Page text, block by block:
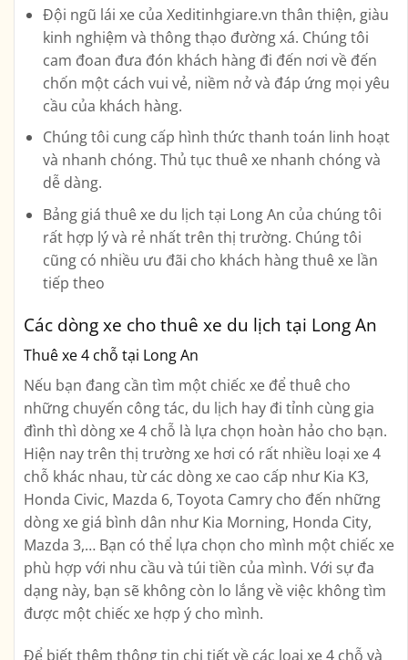
Đội ngũ lái xe của Xeditinhgiare.vn thân thiện, giàu
kinh nghiệm và thông thạo đường xá. Chúng tôi
cam đoan đưa đón khách hàng đi đến nơi về đến
chốn một cách vui vẻ, niềm nở và đáp ứng mọi yêu
cầu của khách hàng.
Chúng tôi cung cấp hình thức thanh toán linh hoạt
và nhanh chóng. Thủ tục thuê xe nhanh chóng và
dễ dàng.
Bảng giá thuê xe du lịch tại Long An của chúng tôi
rất hợp lý và rẻ nhất trên thị trường. Chúng tôi
cũng có nhiều ưu đãi cho khách hàng thuê xe lần
tiếp theo
Các dòng xe cho thuê xe du lịch tại Long An
Thuê xe 4 chỗ tại Long An
Nếu bạn đang cần tìm một chiếc xe để thuê cho
những chuyến công tác, du lịch hay đi tỉnh cùng gia
đình thì dòng xe 4 chỗ là lựa chọn hoàn hảo cho bạn.
Hiện nay trên thị trường xe hơi có rất nhiều loại xe 4
chỗ khác nhau, từ các dòng xe cao cấp như Kia K3,
Honda Civic, Mazda 6, Toyota Camry cho đến những
dòng xe giá bình dân như Kia Morning, Honda City,
Mazda 3,… Bạn có thể lựa chọn cho mình một chiếc xe
phù hợp với nhu cầu và túi tiền của mình. Với sự đa
dạng này, bạn sẽ không còn lo lắng về việc không tìm
được một chiếc xe hợp ý cho mình.
Để biết thêm thông tin chi tiết về các loại xe 4 chỗ và